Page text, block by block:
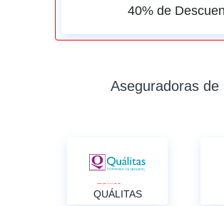
40% de
Aseguradoras de
QUÁLITAS